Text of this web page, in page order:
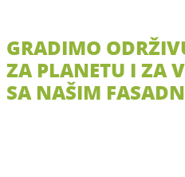
GRADIMO
ZA PLANETU I ZA
SA NAŠIM